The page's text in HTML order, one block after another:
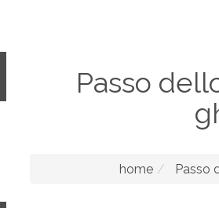
Passo
home Passo